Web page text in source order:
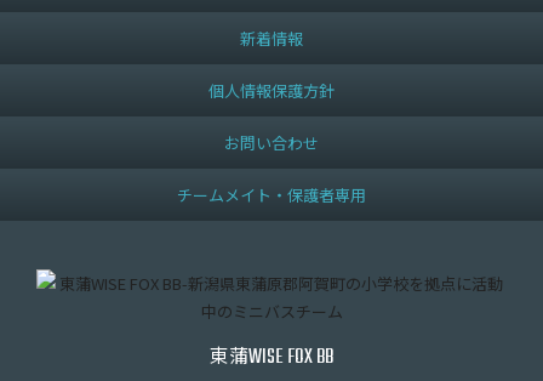
新着情報
個人情報保護方針
お問い合わせ
チームメイト・保護者専用
東蒲WISE FOX BB